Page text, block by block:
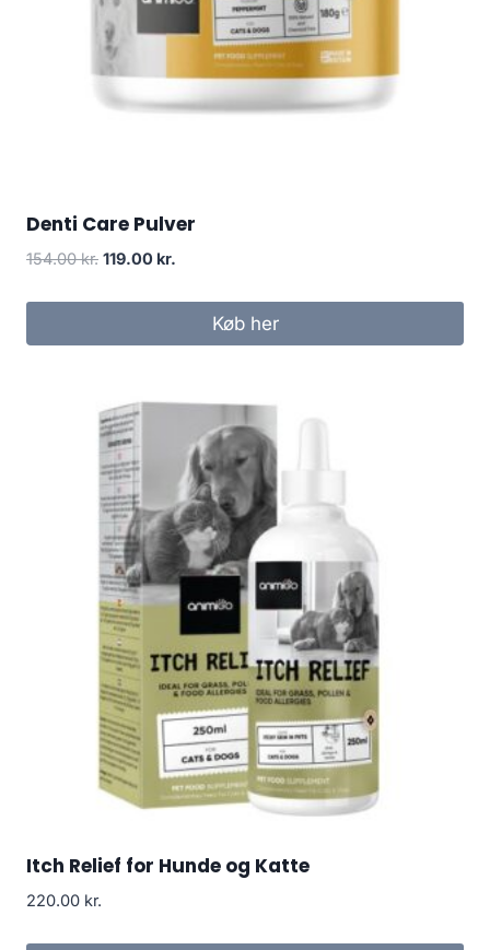
Denti Care Pulver
154.00kr. Den
119.00 kr.
Køb her
Itch Relief for Hunde og Katte
220.00 kr.